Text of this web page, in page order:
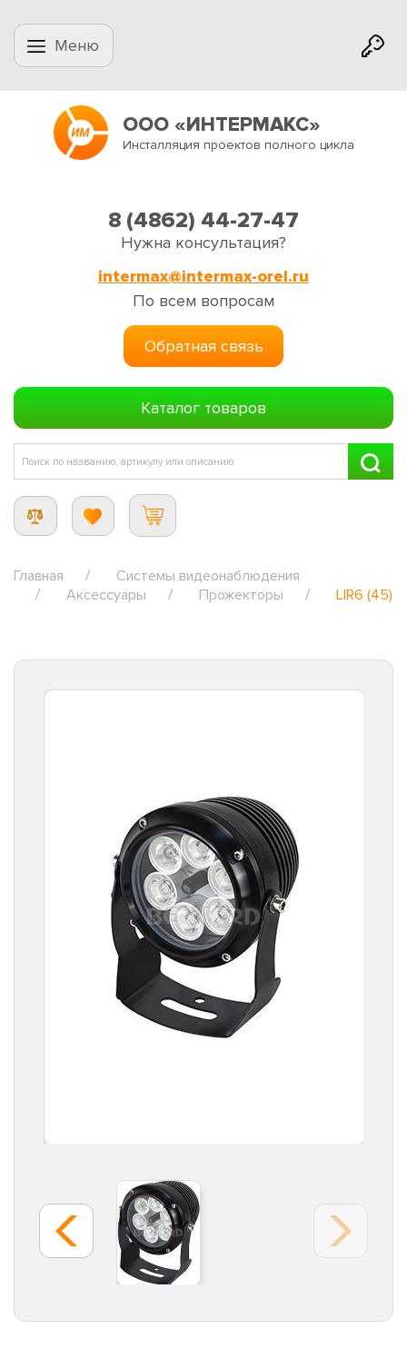
Меню
ООО «ИНТЕРМАКС»
Инсталляция проектов полного цикла
8 (4862) 44-27-47
Нужна консультация?
intermax@intermax-orel.ru
По всем вопросам
Обратная связь
Каталог товаров
Главная
Системы видеонаблюдения
Аксессуары
Прожекторы LIR6 (45)